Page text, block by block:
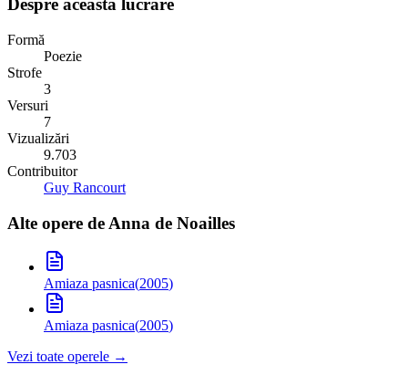
Despre această lucrare
Formă
Poezie
Strofe
3
Versuri
7
Vizualizări
9.703
Contribuitor
Guy Rancourt
Alte opere de Anna de Noailles
Amiaza pasnica(2005)
Amiaza pasnica(2005)
Vezi toate operele →